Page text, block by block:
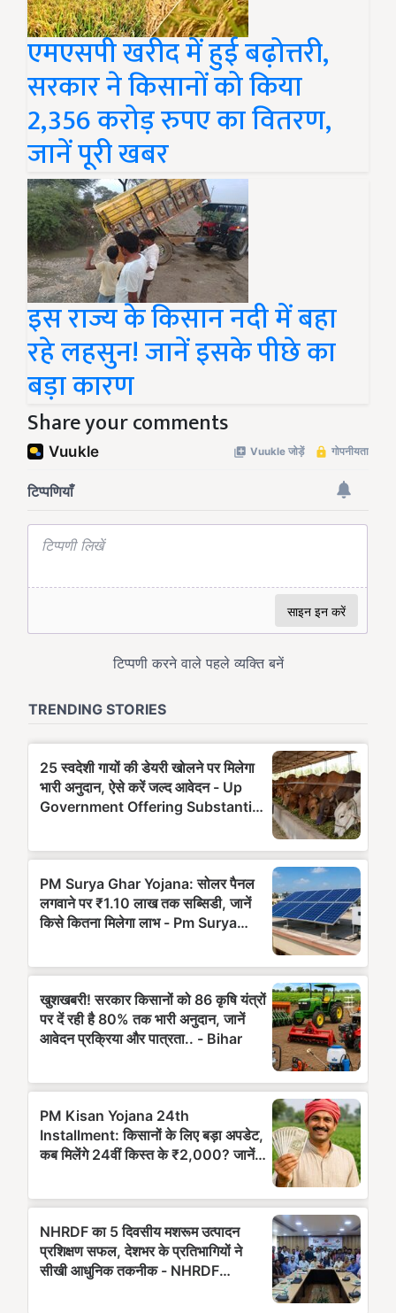
एमएसपी खरीद में हुई बढ़ोत्तरी,
सरकार ने किसानों को किया
2,356 करोड़ रुपए का वितरण,
जानें पूरी खबर
इस राज्य के किसान नदी में बहा
रहे लहसुन! जानें इसके पीछे का
बड़ा कारण
Share your comments